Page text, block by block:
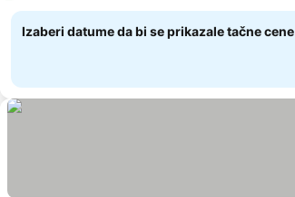
Izaberi datume da bi se prikazale tačne cene